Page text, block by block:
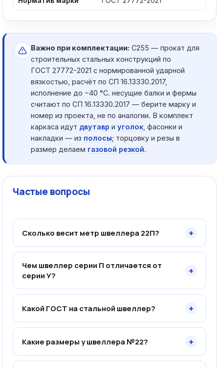
Важно при комплектации: С255 — прокат для
строительных стальных конструкций по
ГОСТ 27772-2021 с нормированной ударной
вязкостью, расчёт по СП 16.13330.2017,
исполнение до −40 °C. несущие балки и фермы
считают по СП 16.13330.2017 — берите марку и
номер из проекта, не по аналогии. В комплект
каркаса идут двутавр и уголок , фасонки и
накладки — из полосы; торцовку и резы в
размер делаем газовой резкой.
Частые вопросы
Сколько весит метр швеллера 22П? +
Чем швеллер серии П отличается от
серии У?
+
Какой ГОСТ на стальной швеллер? +
Какие размеры у швеллера №22? +